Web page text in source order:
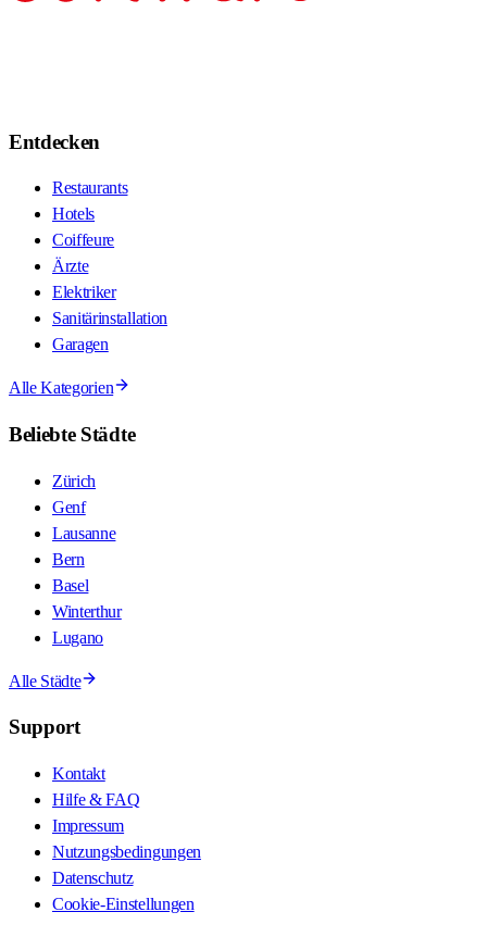
Entdecken
Restaurants
Hotels
Coiffeure
Ärzte
Elektriker
Sanitärinstallation
Garagen
Alle Kategorien
Beliebte Städte
Zürich
Genf
Lausanne
Bern
Basel
Winterthur
Lugano
Alle Städte
Support
Kontakt
Hilfe & FAQ
Impressum
Nutzungsbedingungen
Datenschutz
Cookie-Einstellungen